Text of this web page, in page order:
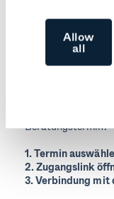
Allow
all
In 3
Beratungstermin:
1. Termin
2. Zugangslink
3. Verbindung